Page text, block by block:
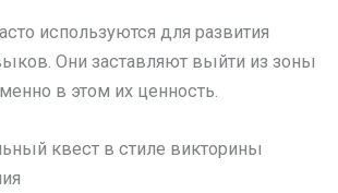
используются для развития
Они заставляют выйти из зоны
в этом их ценность.
квест в стиле викторины